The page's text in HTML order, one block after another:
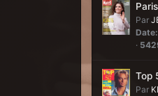
Par
Date:
·
Top
Par